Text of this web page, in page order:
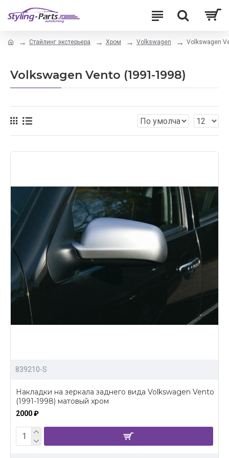
Стайлинг экстерьера Хром Volkswagen Volkswagen
Volkswagen Vento (1991-1998)
839210-S
Накладки на зеркала заднего вида Volkswagen Vento
(1991-1998) матовый хром
2000 ₽